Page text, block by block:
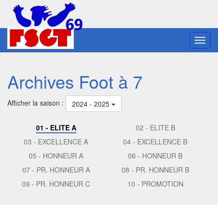
Archives Foot à 7
Afficher la saison : 2024 - 2025
01 - ELITE A
02 - ELITE B
03 - EXCELLENCE A
04 - EXCELLENCE B
05 - HONNEUR A
06 - HONNEUR B
07 - PR. HONNEUR A
08 - PR. HONNEUR B
09 - PR. HONNEUR C
10 - PROMOTION